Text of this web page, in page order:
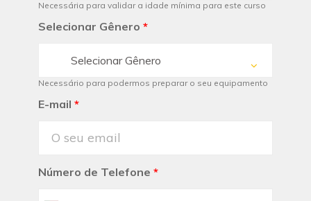
Necessária para validar a idade mínima para este curso
Selecionar Gênero *
Selecionar Gênero
Necessário para podermos preparar o seu equipamento
E-mail *
Número de Telefone *